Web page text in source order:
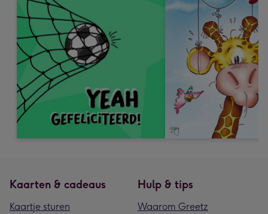
Kaarten & cadeaus
Kaartje sturen
Hulp & tips
Waarom Greetz